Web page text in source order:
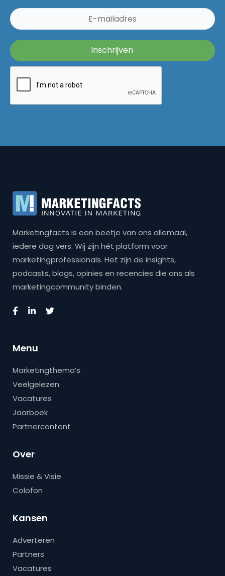
Marketingfacts is een beetje van ons allemaal,
iedere dag vers. Wij zijn hét platform voor
marketingprofessionals. Het zijn de insights,
podcasts, blogs, opinies en recencies die ons als
marketingcommunity binden.
Menu
Marketingthema’s
Veelgelezen
Vacatures
Jaarboek
Partnercontent
Over
Missie & Visie
Colofon
Kansen
Adverteren
Partners
Vacatures